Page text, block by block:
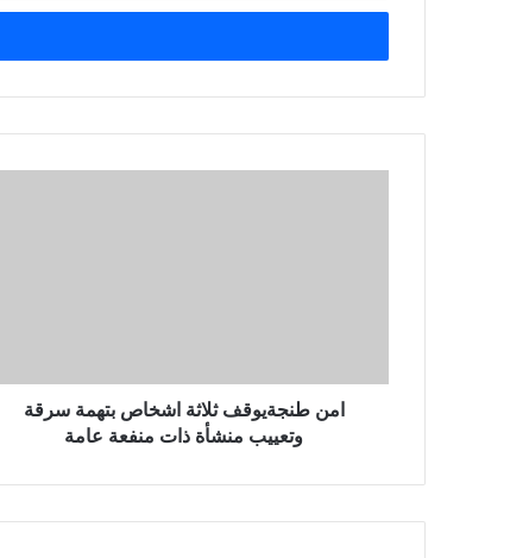
الإلكتروني
امن طنجةيوقف ثلاثة اشخاص بتهمة سرقة
وتعييب منشأة ذات منفعة عامة